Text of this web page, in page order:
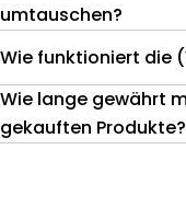
umtauschen?
Wie funktioniert die
Wie lange gewährt
gekauften Produkte?